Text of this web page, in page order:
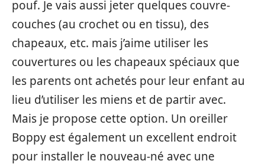
pouf. Je vais aussi jeter quelques couvre-
couches (au crochet ou en tissu), des
chapeaux, etc. mais j’aime utiliser les
couvertures ou les chapeaux spéciaux que
les parents ont achetés pour leur enfant au
lieu d’utiliser les miens et de partir avec.
Mais je propose cette option. Un oreiller
Boppy est également un excellent endroit
pour installer le nouveau-né avec une